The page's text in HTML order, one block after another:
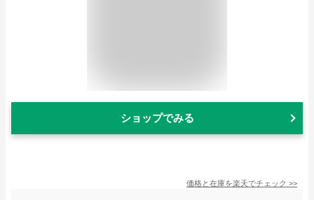
ショップでみる
価格と在庫を楽天でチェック >>